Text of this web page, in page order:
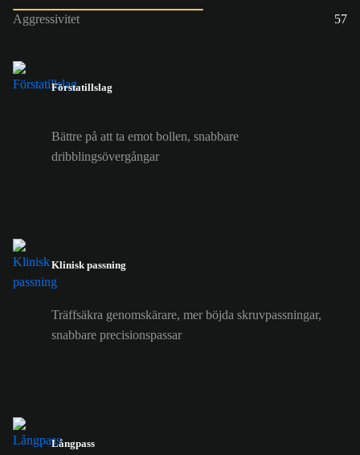
Aggressivitet
57
Förstatillslag
Bättre på att ta emot bollen, snabbare
dribblingsövergångar
Klinisk passning
Träffsäkra genomskärare, mer böjda skruvpassningar,
snabbare precisionspassar
Långpass